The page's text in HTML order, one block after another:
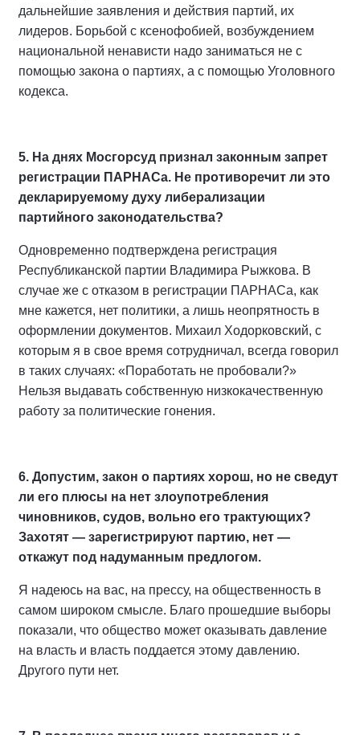
дальнейшие заявления и действия партий, их
лидеров. Борьбой с ксенофобией, возбуждением
национальной ненависти надо заниматься не с
помощью закона о партиях, а с помощью Уголовного
кодекса.
5. На днях Мосгорсуд признал законным запрет
регистрации ПАРНАСа. Не противоречит ли это
декларируемому духу либерализации
партийного законодательства?
Одновременно подтверждена регистрация
Республиканской партии Владимира Рыжкова. В
случае же с отказом в регистрации ПАРНАСа, как
мне кажется, нет политики, а лишь неопрятность в
оформлении документов. Михаил Ходорковский, с
которым я в свое время сотрудничал, всегда говорил
в таких случаях: «Поработать не пробовали?»
Нельзя выдавать собственную низкокачественную
работу за политические гонения.
6. Допустим, закон о партиях хорош, но не сведут
ли его плюсы на нет злоупотребления
чиновников, судов, вольно его трактующих?
Захотят — зарегистрируют партию, нет —
откажут под надуманным предлогом.
Я надеюсь на вас, на прессу, на общественность в
самом широком смысле. Благо прошедшие выборы
показали, что общество может оказывать давление
на власть и власть поддается этому давлению.
Другого пути нет.